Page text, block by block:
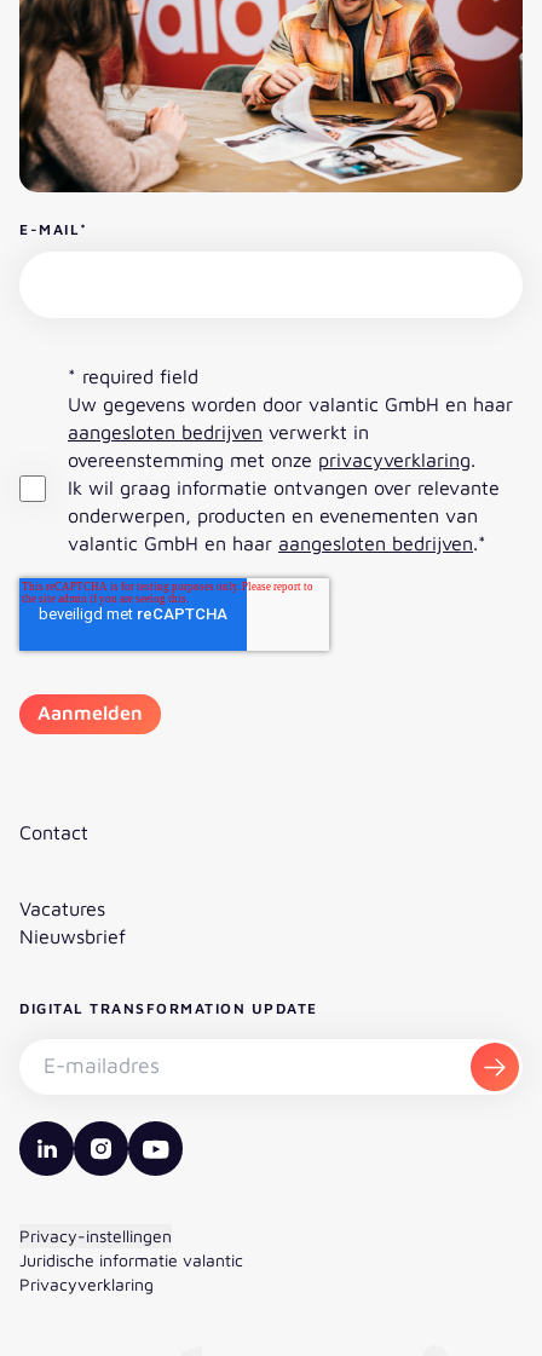
E-MAIL*
* required field
Uw gegevens worden door valantic GmbH en haar
aangesloten bedrijven verwerkt in
overeenstemming met onze privacyverklaring.
Ik wil graag informatie ontvangen over relevante
onderwerpen, producten en evenementen van
valantic GmbH en haar aangesloten bedrijven.*
Contact
Vacatures
Nieuwsbrief
DIGITAL TRANSFORMATION UPDATE
Nieuwsbrief abonneren - E-mailadres
valantic LinkedIn
valantic Instagram
valantic YouTube
Privacy-instellingen
Juridische informatie valantic
Privacyverklaring